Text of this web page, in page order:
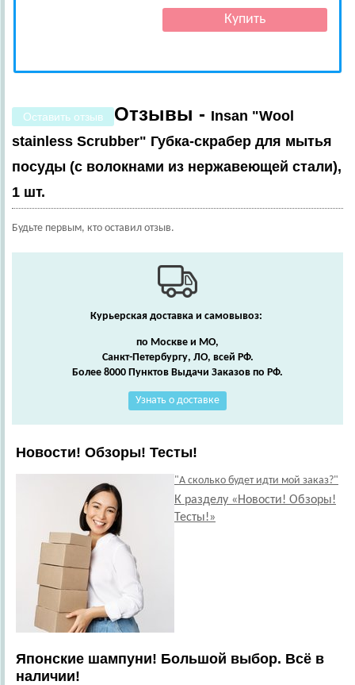
Оставить отзыв Отзывы - Insan "Wool
stainless Scrubber" Губка-скрабер для мытья
посуды (с волокнами из нержавеющей стали),
1 шт.
Будьте первым, кто оставил отзыв.
Курьерская доставка и самовывоз:
по Москве и МО,
Санкт-Петербургу, ЛО, всей РФ.
Более 8000 Пунктов Выдачи Заказов по РФ.
Узнать о доставке
Новости! Обзоры! Тесты!
"А сколько будет идти мой заказ?"
К разделу «Новости! Обзоры!
Тесты!»
Японские шампуни! Большой выбор. Всё в
наличии!